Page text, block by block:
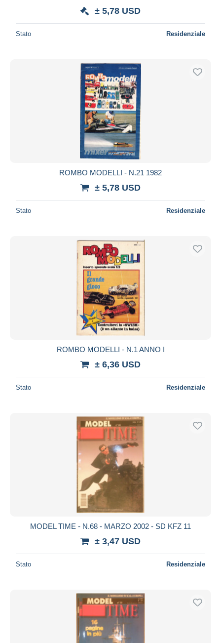
± 5,78 USD
Stato Residenziale
ROMBO MODELLI - N.21 1982
± 5,78 USD
Stato Residenziale
ROMBO MODELLI - N.1 ANNO I
± 6,36 USD
Stato Residenziale
MODEL TIME - N.68 - MARZO 2002 - SD KFZ 11
± 3,47 USD
Stato Residenziale